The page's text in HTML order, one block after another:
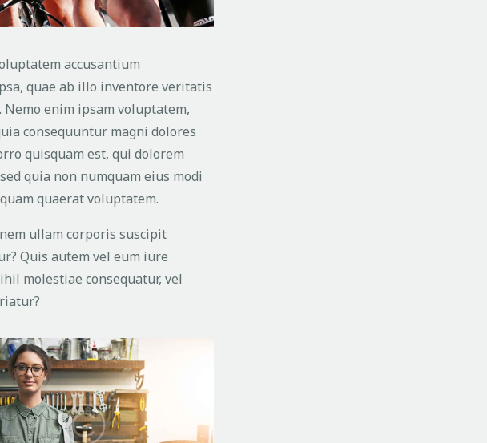
accusantium
quae ab illo inventore veritatis
enim ipsam voluptatem,
consequuntur magni dolores
quisquam est, qui dolorem
quia non numquam eius modi
quaerat voluptatem.
ullam corporis suscipit
Quis autem vel eum iure
molestiae consequatur, vel